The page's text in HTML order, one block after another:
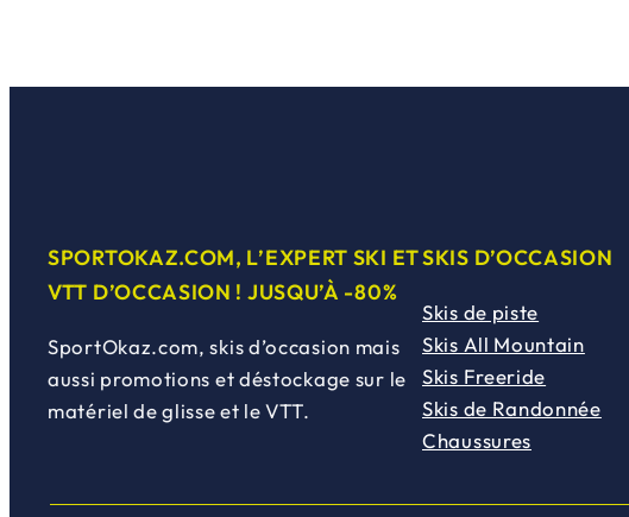
SPORTOKAZ.COM, L’EXPERT SKI ET
VTT D’OCCASION ! JUSQU’À -80%
SportOkaz.com, skis d’occasion mais
aussi promotions et déstockage sur le
matériel de glisse et le VTT.
SKIS D’OCCASION
Skis de piste
Skis All Mountain
Skis Freeride
Skis de Randonnée
Chaussures